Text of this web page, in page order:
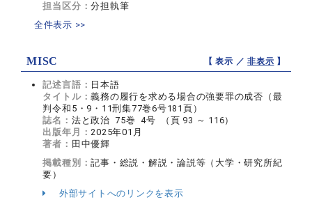
担当区分：分担執筆
全件表示 >>
MISC 【 表示 ／非表示 】
記述言語： 日本語
タイトル：義務の履行を求める場合の強要罪の成否（最
判令和5・9・11刑集77巻6号181頁）
誌名： 法と政治 75巻 4号 （頁 93 ～ 116）
出版年月：2025年01月
著者： 田中優輝
掲載種別：記事・総説・解説・論説等（大学・研究所紀
要）
外部サイトへのリンクを表示